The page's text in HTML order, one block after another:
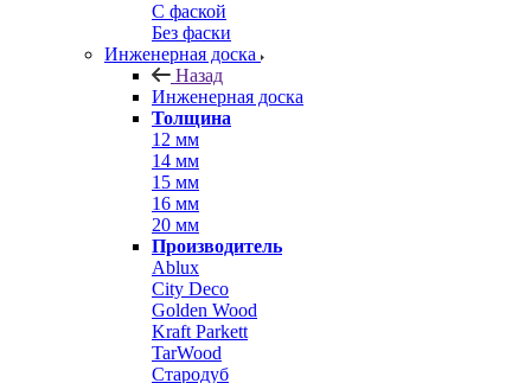
С фаской
Без фаски
Инженерная доска
Назад
Инженерная доска
Толщина
12 мм
14 мм
15 мм
16 мм
20 мм
Производитель
Ablux
City Deco
Golden Wood
Kraft Parkett
TarWood
Стародуб